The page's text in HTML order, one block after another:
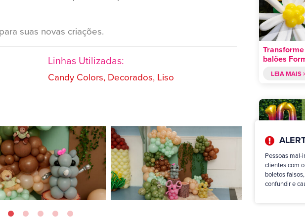
Pessoas
clientes com
boletos
confundir e
suas novas criações.
Linhas Utilizadas:
Candy Colors, Decorados, Liso
balões
LEIA MAIS
Arranjos
LEIA MAIS